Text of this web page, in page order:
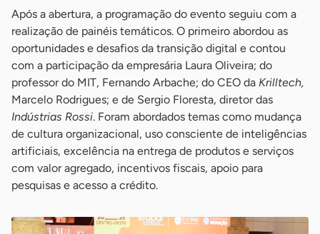
Após a abertura, a programação do evento seguiu com a
realização de painéis temáticos. O primeiro abordou as
oportunidades e desafios da transição digital e contou
com a participação da empresária Laura Oliveira; do
professor do MIT, Fernando Arbache; do CEO da Krilltech,
Marcelo Rodrigues; e de Sergio Floresta, diretor das
Indústrias Rossi. Foram abordados temas como mudança
de cultura organizacional, uso consciente de inteligências
artificiais, excelência na entrega de produtos e serviços
com valor agregado, incentivos fiscais, apoio para
pesquisas e acesso a crédito.